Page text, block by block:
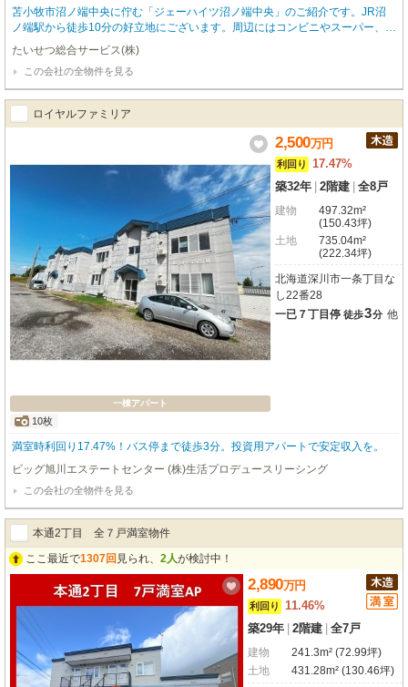
苫小牧市沼ノ端中央に佇む「ジェーハイツ沼ノ端中央」のご紹介です。JR沼
ノ端駅から徒歩10分の好立地にございます。周辺にはコンビニやスーパー、ド
ラッグストアが徒歩圏内に充実しており、日々の暮らしを快適にサポートして
くれますよ。全6戸が2LDKの間取りで、ご家族でのびのびと暮らせる広さが魅
力です。バス・トイレ別はもちろん、大切な家族の一員であるペットと一緒に
暮らせる「ペット相談可」なのも嬉しいポイントですね。この物件は、現在全
室満室稼働中のアパート一棟売り（価格4,800万円）です。安定した賃貸経営
をお考えのオーナー様に大変おすすめです。駐車場も6台分完備しており、入
居者様の利便性もばっちり。確かな投資物件として、ぜひご検討ください。
たいせつ総合サービス(株)
この会社の全物件を見る
ロイヤルファミリア
一棟アパート
10枚
2,500万円
利回り
17.47%
築32年 2階建 全8戸
建物
497.32m²
(150.43坪)
土地
735.04m²
(222.34坪)
北海道深川市一条丁目な
し22番28
一已７丁目停 徒歩3分 他
満室時利回り17.47%！バス停まで徒歩3分。投資用アパートで安定収入を。
ビッグ旭川エステートセンター (株)生活プロデュースリーシング
この会社の全物件を見る
本通2丁目 全７戸満室物件
ここ最近で1307回 見られ、 2人が検討中！
2,890万円
利回り
11.46%
築29年 2階建 全7戸
建物
241.3m² (72.99坪)
土地
431.28m² (130.46坪)